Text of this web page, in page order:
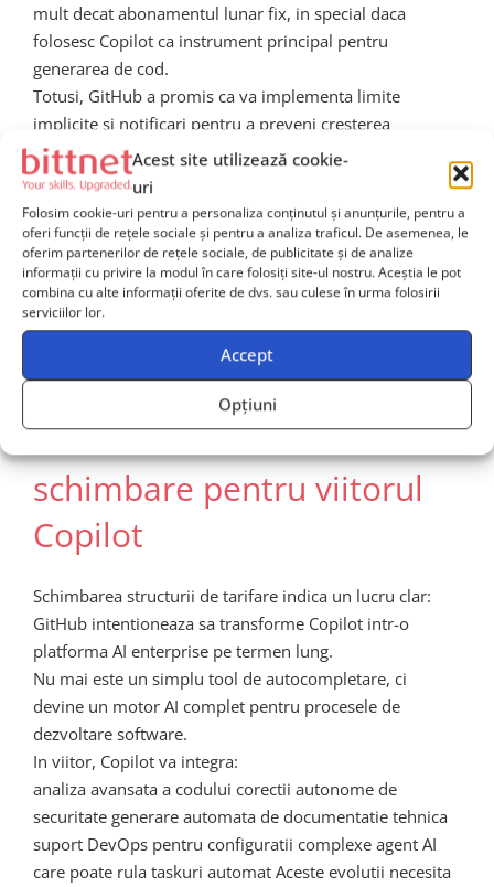
Acest site utilizează cookie-
uri
Folosim cookie-uri pentru a personaliza conținutul și anunțurile, pentru a
oferi funcții de rețele sociale și pentru a analiza traficul. De asemenea, le
oferim partenerilor de rețele sociale, de publicitate și de analize
informații cu privire la modul în care folosiți site-ul nostru. Aceștia le pot
combina cu alte informații oferite de dvs. sau culese în urma folosirii
serviciilor lor.
Accept
Opțiuni
mult decat abonamentul lunar fix, in special daca
folosesc Copilot ca instrument principal pentru
generarea de cod.
Totusi, GitHub a promis ca va implementa limite
implicite si notificari pentru a preveni cresterea
necontrolata a costurilor.
Mai mult, unele organizatii considera ca acest model va
ajuta la standardizarea utilizarii AI in dezvoltarea
software si va permite implementarea unor politici
interne de tipul:
limite de utilizare per proiectrestrictionarea folosirii
modelelor costisitoareanaliza ROI pentru fluxurile
AIimplementarea de best practices pentru utilizarea
Ce inseamna aceasta
schimbare pentru viitorul
Copilot
Schimbarea structurii de tarifare indica un lucru clar:
GitHub intentioneaza sa transforme Copilot intr-o
platforma AI enterprise pe termen lung.
Nu mai este un simplu tool de autocompletare, ci
devine un motor AI complet pentru procesele de
dezvoltare software.
In viitor, Copilot va integra:
analiza avansata a codului corectii autonome de
securitate generare automata de documentatie tehnica
suport DevOps pentru configuratii complexe agent AI
care poate rula taskuri automat Aceste evolutii necesita